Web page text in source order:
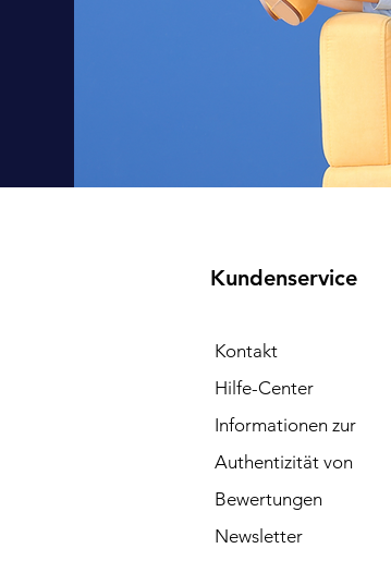
Kundenservice
Kontakt
Hilfe-Center
Informationen zur
Authentizität von
Bewertungen
Newsletter